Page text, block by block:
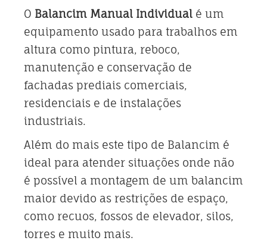
O Balancim Manual Individual é um
equipamento usado para trabalhos em
altura como pintura, reboco,
manutenção e conservação de
fachadas prediais comerciais,
residenciais e de instalações
industriais.
Além do mais este tipo de Balancim é
ideal para atender situações onde não
é possível a montagem de um balancim
maior devido as restrições de espaço,
como recuos, fossos de elevador, silos,
torres e muito mais.